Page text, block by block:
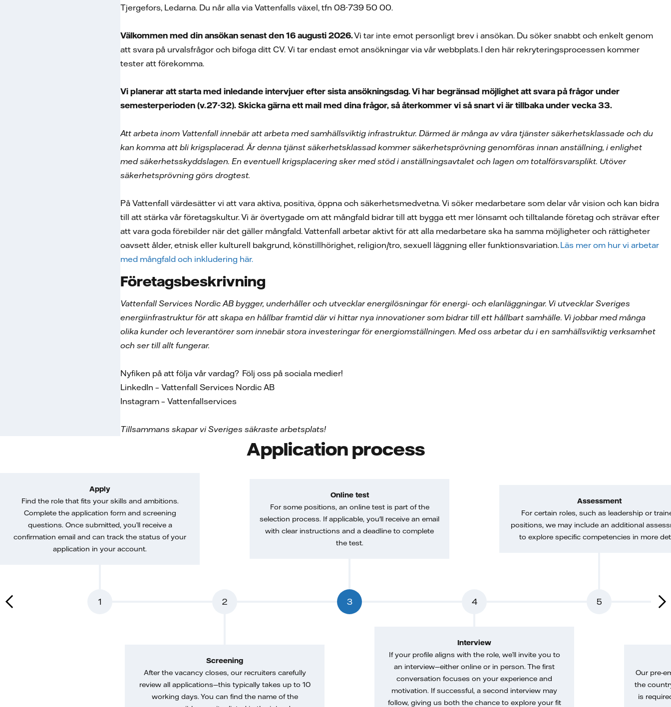
Tjergefors, Ledarna. Du når alla via Vattenfalls växel, tfn 08-739 50 00.
Välkommen med din ansökan senast den 16 augusti 2026.Vi tar inte emot personligt brev i ansökan. Du söker snabbt och enkelt genom
att svara på urvalsfrågor och bifoga ditt CV. Vi tar endast emot ansökningar via vår webbplats. I den här rekryteringsprocessen kommer
tester att förekomma.
Vi planerar att starta med inledande intervjuer efter sista ansökningsdag. Vi har begränsad möjlighet att svara på frågor under
semesterperioden (v.27-32). Skicka gärna ett mail med dina frågor, så återkommer vi så snart vi är tillbaka under vecka 33.
Att arbeta inom Vattenfall innebär att arbeta med samhällsviktig infrastruktur. Därmed är många av våra tjänster säkerhetsklassade och du
kan komma att bli krigsplacerad. Är denna tjänst säkerhetsklassad kommer säkerhetsprövning genomföras innan anställning, i enlighet
med säkerhetsskyddslagen. En eventuell krigsplacering sker med stöd i anställningsavtalet och lagen om totalförsvarsplikt. Utöver
säkerhetsprövning görs drogtest.
På Vattenfall värdesätter vi att vara aktiva, positiva, öppna och säkerhetsmedvetna. Vi söker medarbetare som delar vår vision och kan bidra
till att stärka vår företagskultur. Vi är övertygade om att mångfald bidrar till att bygga ett mer lönsamt och tilltalande företag och strävar efter
att vara goda förebilder när det gäller mångfald. Vattenfall arbetar aktivt för att alla medarbetare ska ha samma möjligheter och rättigheter
oavsett ålder, etnisk eller kulturell bakgrund, könstillhörighet, religion/tro, sexuell läggning eller funktionsvariation.Läs mer om hur vi arbetar
med mångfald och inkludering här.
Företagsbeskrivning
Vattenfall Services Nordic AB bygger, underhåller och utvecklar energilösningar för energi- och elanläggningar. Vi utvecklar Sveriges
energiinfrastruktur för att skapa en hållbar framtid där vi hittar nya innovationer som bidrar till ett hållbart samhälle. Vi jobbar med många
olika kunder och leverantörer som innebär stora investeringar för energiomställningen. Med oss arbetar du i en samhällsviktig verksamhet
och ser till allt fungerar.
Nyfiken på att följa vår vardag? Följ oss på sociala medier!
LinkedIn – Vattenfall Services Nordic AB
Instagram – Vattenfallservices
Tillsammans skapar vi Sveriges säkraste arbetsplats!
Application process
1
Apply
Find the role that fits your skills and ambitions.
Complete the application form and screening
questions. Once submitted, you’ll receive a
confirmation email and can track the status of your
application in your account.
2
Screening
After the vacancy closes, our recruiters carefully
review all applications—this typically takes up to 10
working days. You can find the name of the
3
Online test
For some positions, an online test is part of the
selection process. If applicable, you'll receive an email
with clear instructions and a deadline to complete
the test.
4
Interview
If your profile aligns with the role, we’ll invite you to
an interview—either online or in person. The first
conversation focuses on your experience and
motivation. If successful, a second interview may
follow, giving us both the chance to explore your fit
5
Assessment
For certain roles, such as leadership or
positions, we may include an additional
to explore specific competencies in more
Our pre-
the
is